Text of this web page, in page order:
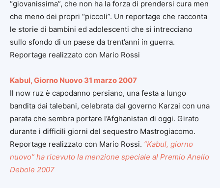
“giovanissima”, che non ha la forza di prendersi cura men
che meno dei propri “piccoli”. Un reportage che racconta
le storie di bambini ed adolescenti che si intrecciano
sullo sfondo di un paese da trent’anni in guerra.
Reportage realizzato con Mario Rossi
Kabul, Giorno Nuovo 31 marzo 2007
Il now ruz è capodanno persiano, una festa a lungo
bandita dai talebani, celebrata dal governo Karzai con una
parata che sembra portare l’Afghanistan di oggi. Girato
durante i difficili giorni del sequestro Mastrogiacomo.
Reportage realizzato con Mario Rossi. “Kabul, giorno
nuovo” ha ricevuto la menzione speciale al Premio Anello
Debole 2007